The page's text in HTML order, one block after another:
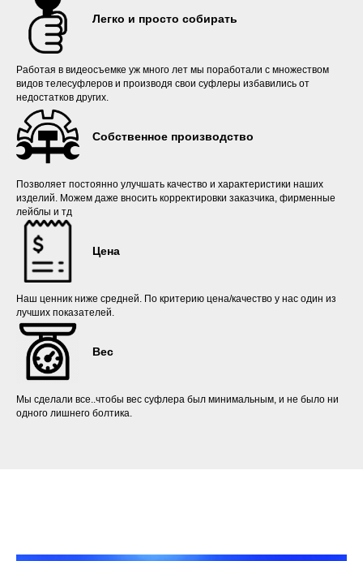
Легко и просто собирать
Работая в видеосъемке уж много лет мы поработали с множеством
видов телесуфлеров и производя свои суфлеры избавились от
недостатков других.
Собственное производство
Позволяет постоянно улучшать качество и характеристики наших
изделий. Можем даже вносить корректировки заказчика, фирменные
лейблы и тд
Цена
Наш ценник ниже средней. По критерию цена/качество у нас один из
лучших показателей.
Вес
Мы сделали все..чтобы вес суфлера был минимальным, и не было ни
одного лишнего болтика.